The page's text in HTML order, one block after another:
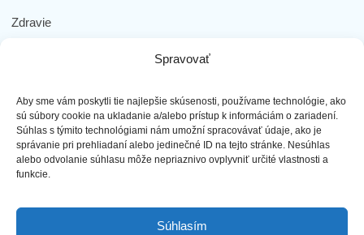
Spravovať
Aby sme vám poskytli tie najlepšie skúsenosti, používame technológie, ako
sú súbory cookie na ukladanie a/alebo prístup k informáciám o zariadení.
Súhlas s týmito technológiami nám umožní spracovávať údaje, ako je
správanie pri prehliadaní alebo jedinečné ID na tejto stránke. Nesúhlas
alebo odvolanie súhlasu môže nepriaznivo ovplyvniť určité vlastnosti a
funkcie.
Súhlasím
Zdravie
Dôležité odkazy
Obchodné podmienky
Ochrana osobných údajov
Doprava a platba